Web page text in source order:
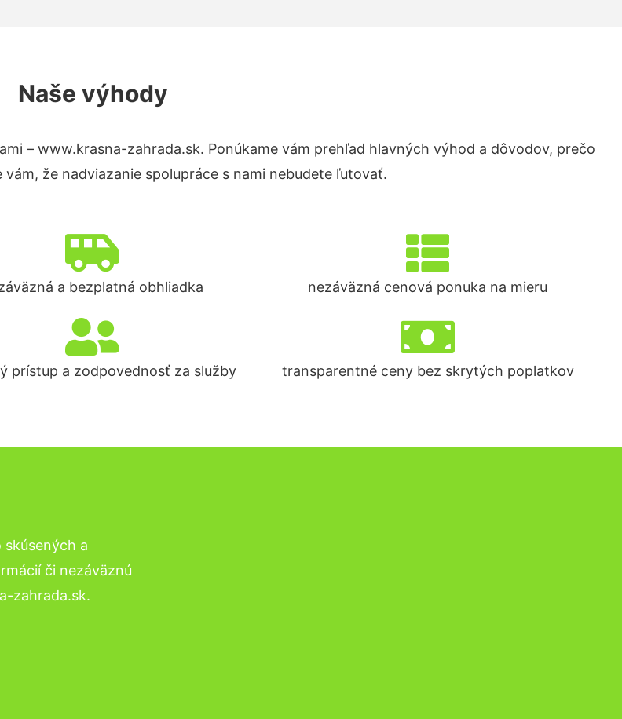
Naše výhody
– www.krasna-zahrada.sk. Ponúkame vám prehľad hlavných výhod a dôvodov, prečo
že nadviazanie spolupráce s nami nebudete ľutovať.
a bezplatná obhliadka nezáväzná cenová ponuka na mieru
prístup a zodpovednosť za služby transparentné ceny bez skrytých poplatkov
skúsených a
či nezáväznú
zahrada.sk.